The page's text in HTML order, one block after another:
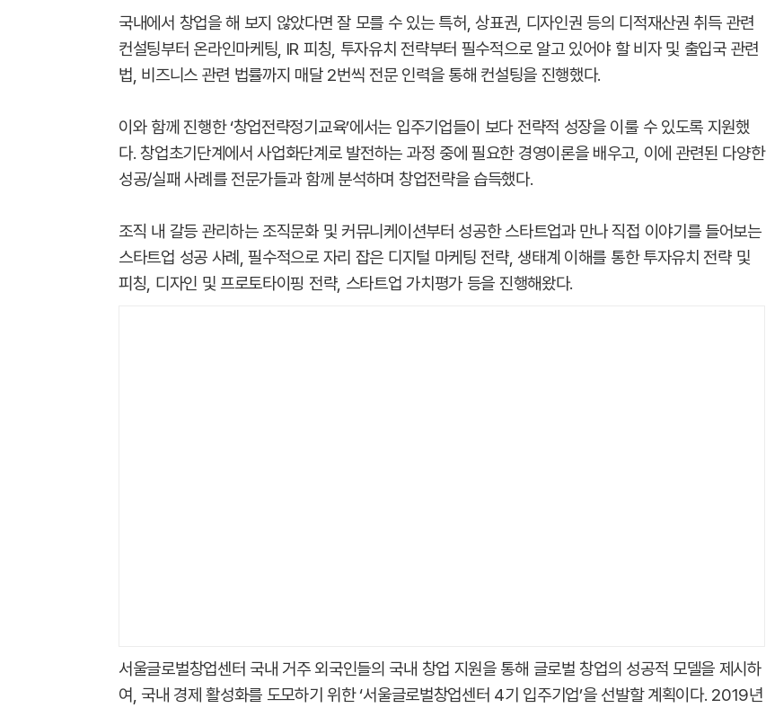
국내에서 창업을 해 보지 않았다면 잘 모를 수 있는 특허, 상표권, 디자인권 등의 디적재산권 취득 관련
컨설팅부터 온라인마케팅, IR 피칭, 투자유치 전략부터 필수적으로 알고 있어야 할 비자 및 출입국 관련
법, 비즈니스 관련 법률까지 매달 2번씩 전문 인력을 통해 컨설팅을 진행했다.
이와 함께 진행한 ‘창업전략정기교육’에서는 입주기업들이 보다 전략적 성장을 이룰 수 있도록 지원했
다. 창업초기단계에서 사업화단계로 발전하는 과정 중에 필요한 경영이론을 배우고, 이에 관련된 다양한
성공/실패 사례를 전문가들과 함께 분석하며 창업전략을 습득했다.
조직 내 갈등 관리하는 조직문화 및 커뮤니케이션부터 성공한 스타트업과 만나 직접 이야기를 들어보는
스타트업 성공 사례, 필수적으로 자리 잡은 디지털 마케팅 전략, 생태계 이해를 통한 투자유치 전략 및
피칭, 디자인 및 프로토타이핑 전략, 스타트업 가치평가 등을 진행해왔다.
서울글로벌창업센터 국내 거주 외국인들의 국내 창업 지원을 통해 글로벌 창업의 성공적 모델을 제시하
여, 국내 경제 활성화를 도모하기 위한 ‘서울글로벌창업센터 4기 입주기업’을 선발할 계획이다. 2019년